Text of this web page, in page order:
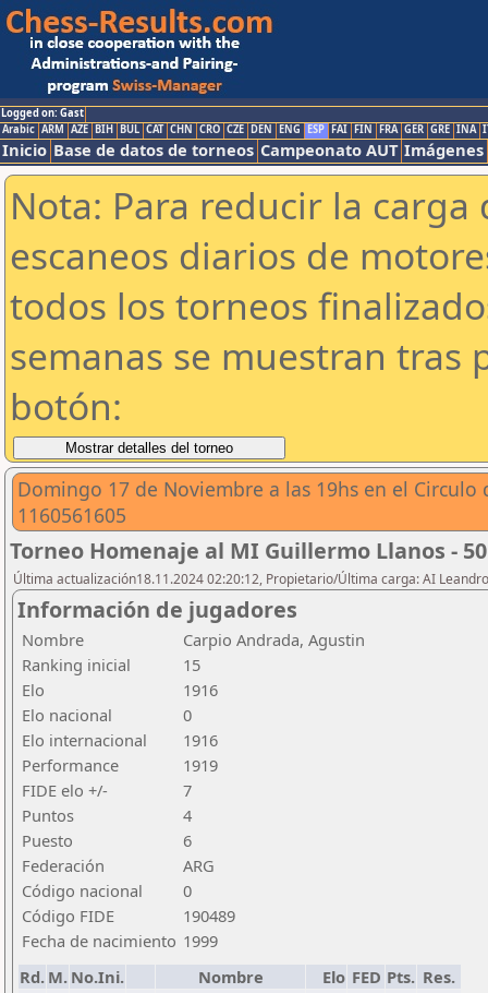
Logged on: Gast
Arabic ARM AZE BIH BUL CAT CHN CRO CZE DEN ENG ESP FAI FIN FRA GER GRE INA
Inicio Base de datos de torneos Campeonato AUT Imágenes
Nota: Para reducir la
escaneos diarios de
todos los torneos
semanas se muestran tras
botón:
Domingo 17 de Noviembre a las 19hs en el Circulo
1160561605
Torneo Homenaje al MI Guillermo Llanos -
Última actualización18.11.2024 02:20:12, Propietario/Última carga: AI
Información de jugadores
Nombre
Carpio Andrada, Agustin
Ranking inicial
15
Elo
1916
Elo nacional
0
Elo internacional
1916
Performance
1919
FIDE elo +/-
7
Puntos
4
Puesto
6
Federación
ARG
Código nacional
0
Código FIDE
190489
Fecha de nacimiento 1999
Rd. M. No.Ini. Nombre Elo FED Pts. Res.